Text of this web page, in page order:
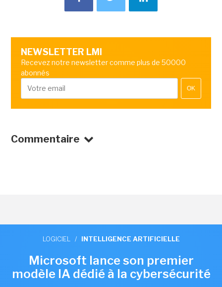
NEWSLETTER LMI
Recevez notre newsletter comme plus de 50000
abonnés
OK
Commentaire
LOGICIEL / INTELLIGENCE ARTIFICIELLE
Microsoft lance son premier
modèle IA dédié à la cybersécurité